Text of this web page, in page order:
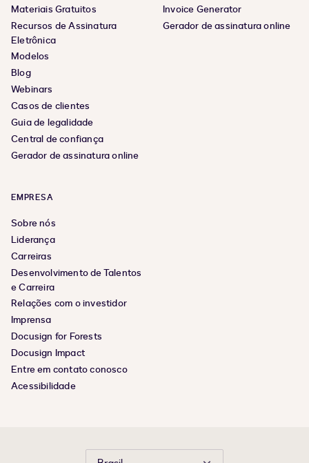
Materiais Gratuitos
Recursos de Assinatura
Eletrônica
Modelos
Blog
Webinars
Casos de clientes
Guia de legalidade
Central de confiança
Gerador de assinatura online
Invoice Generator
Gerador de assinatura online
EMPRESA
Sobre nós
Liderança
Carreiras
Desenvolvimento de Talentos
e Carreira
Relações com o investidor
Imprensa
Docusign for Forests
Docusign Impact
Entre em contato conosco
Acessibilidade